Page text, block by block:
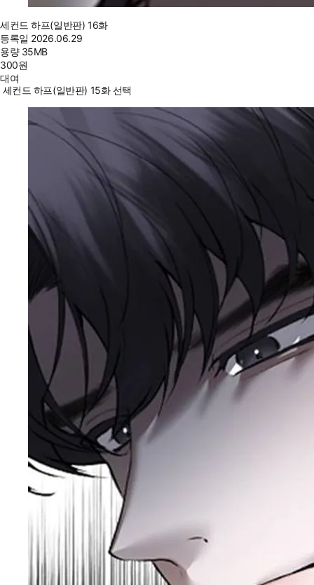
세컨드 하프(일반판) 16화
등록일 2026.06.29
용량 35MB
300원
대여
세컨드 하프(일반판) 15화 선택